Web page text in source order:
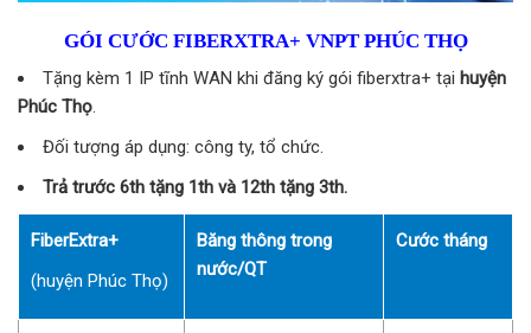
GÓI CƯỚC FIBERXTRA+ VNPT PHÚC THỌ
Tặng kèm 1 IP tĩnh WAN khi đăng ký gói fiberxtra+ tại huyện
Phúc Thọ.
Đối tượng áp dụng: công ty, tổ chức.
Trả trước 6th tặng 1th và 12th tặng 3th.
FiberExtra+
(huyện Phúc Thọ)
Băng thông trong
nước/QT
Cước tháng